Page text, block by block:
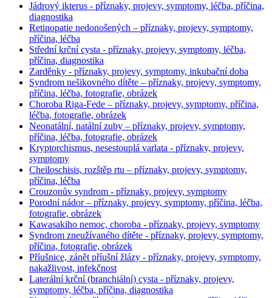
Jádrový ikterus - příznaky, projevy, symptomy, léčba, příčina,
diagnostika
Retinopatie nedonošených – příznaky, projevy, symptomy,
příčina, léčba
Střední krční cysta - příznaky, projevy, symptomy, léčba,
příčina, diagnostika
Zarděnky - příznaky, projevy, symptomy, inkubační doba
Syndrom nešikovného dítěte – příznaky, projevy, symptomy,
příčina, léčba, fotografie, obrázek
Choroba Riga-Fede – příznaky, projevy, symptomy, příčina,
léčba, fotografie, obrázek
Neonatální, natální zuby – příznaky, projevy, symptomy,
příčina, léčba, fotografie, obrázek
Kryptorchismus, nesestouplá varlata - příznaky, projevy,
symptomy
Cheiloschisis, rozštěp rtu – příznaky, projevy, symptomy,
příčina, léčba
Crouzonův syndrom - příznaky, projevy, symptomy
Porodní nádor – příznaky, projevy, symptomy, příčina, léčba,
fotografie, obrázek
Kawasakiho nemoc, choroba - příznaky, projevy, symptomy
Syndrom zneužívaného dítěte - příznaky, projevy, symptomy,
příčina, fotografie, obrázek
Příušnice, zánět příušní žlázy - příznaky, projevy, symptomy,
nakažlivost, infekčnost
Laterální krční (branchiální) cysta - příznaky, projevy,
symptomy, léčba, příčina, diagnostika